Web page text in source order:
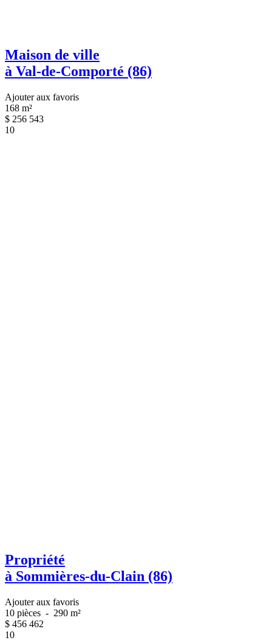
Maison de ville
à Val-de-Comporté (86)
Ajouter aux favoris
168 m²
$ 256 543
10
Propriété
à Sommières-du-Clain (86)
Ajouter aux favoris
10 pièces - 290 m²
$ 456 462
10